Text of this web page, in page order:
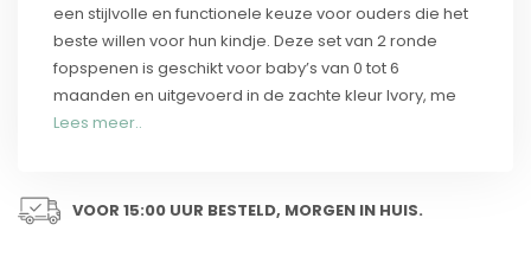
een stijlvolle en functionele keuze voor ouders die het
beste willen voor hun kindje. Deze set van 2 ronde
fopspenen is geschikt voor baby’s van 0 tot 6
maanden en uitgevoerd in de zachte kleur Ivory, me
Lees meer..
VOOR 15:00 UUR BESTELD, MORGEN IN HUIS.